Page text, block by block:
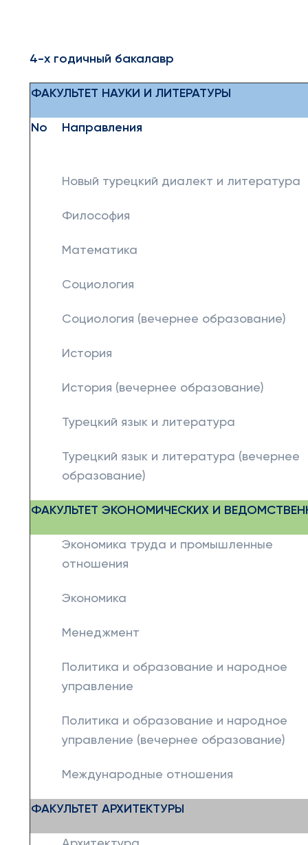
4-х годичный бакалавр
ФАКУЛЬТЕТ НАУКИ И ЛИТЕРАТУРЫ
No Направления
Новый турецкий диалект и литература
Философия
Математика
Социология
Социология (вечернее образование)
История
История (вечернее образование)
Турецкий язык и литература
Турецкий язык и литература (вечернее
образование)
ФАКУЛЬТЕТ ЭКОНОМИЧЕСКИХ И
Экономика труда и промышленные
отношения
Экономика
Менеджмент
Политика и образование и народное
управление
Политика и образование и народное
управление (вечернее образование)
Международные отношения
ФАКУЛЬТЕТ АРХИТЕКТУРЫ